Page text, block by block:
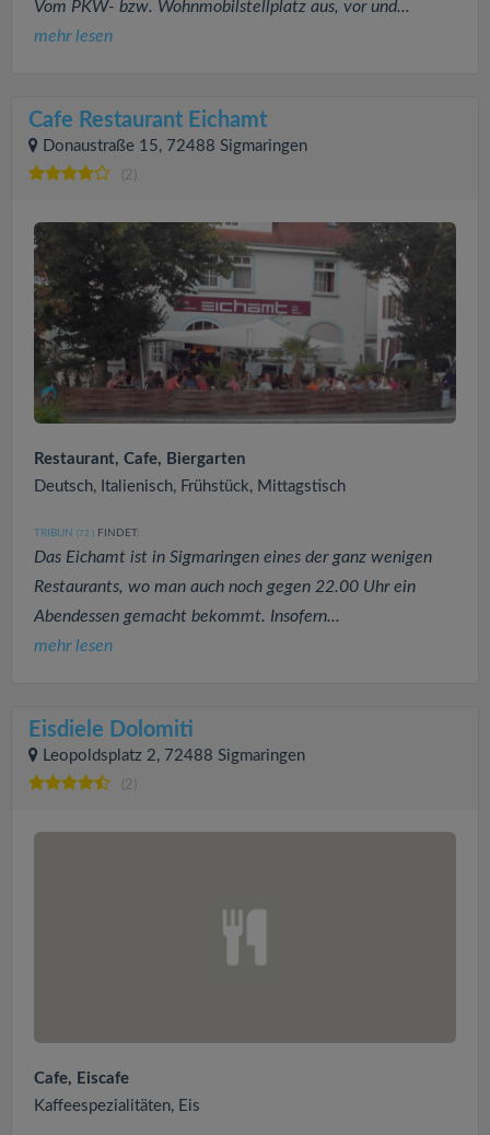
Vom PKW- bzw. Wohnmobilstellplatz aus, vor und...
mehr lesen
Cafe Restaurant Eichamt
Donaustraße 15, 72488 Sigmaringen
(2)
Restaurant, Cafe, Biergarten
Deutsch, Italienisch, Frühstück, Mittagstisch
TRIBUN (72 ) FINDET:
Das Eichamt ist in Sigmaringen eines der ganz wenigen
Restaurants, wo man auch noch gegen 22.00 Uhr ein
Abendessen gemacht bekommt. Insofern...
mehr lesen
Eisdiele Dolomiti
Leopoldsplatz 2, 72488 Sigmaringen
(2)
Cafe, Eiscafe
Kaffeespezialitäten, Eis